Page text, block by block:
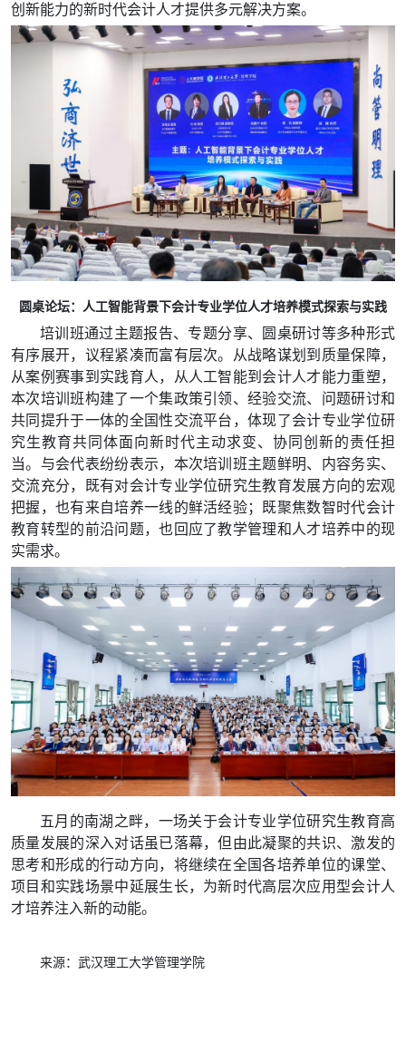
创新能力的新时代会计人才提供多元解决方案。
圆桌论坛：人工智能背景下会计专业学位人才培养模式探索与实践
培训班通过主题报告、专题分享、圆桌研讨等多种形式
有序展开，议程紧凑而富有层次。从战略谋划到质量保障，
从案例赛事到实践育人，从人工智能到会计人才能力重塑，
本次培训班构建了一个集政策引领、经验交流、问题研讨和
共同提升于一体的全国性交流平台，体现了会计专业学位研
究生教育共同体面向新时代主动求变、协同创新的责任担
当。与会代表纷纷表示，本次培训班主题鲜明、内容务实、
交流充分，既有对会计专业学位研究生教育发展方向的宏观
把握，也有来自培养一线的鲜活经验；既聚焦数智时代会计
教育转型的前沿问题，也回应了教学管理和人才培养中的现
实需求。
五月的南湖之畔，一场关于会计专业学位研究生教育高
质量发展的深入对话虽已落幕，但由此凝聚的共识、激发的
思考和形成的行动方向，将继续在全国各培养单位的课堂、
项目和实践场景中延展生长，为新时代高层次应用型会计人
才培养注入新的动能。
来源：武汉理工大学管理学院